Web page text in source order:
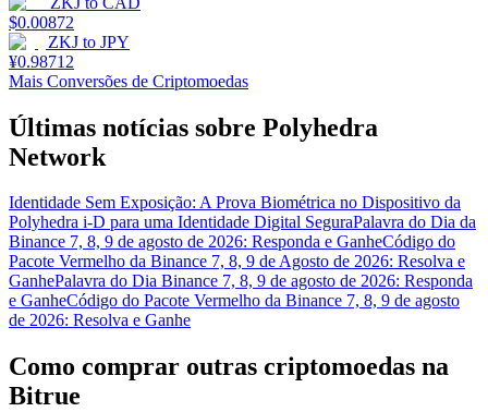
$0.00872
ZKJ to JPY
¥0.98712
Mais Conversões de Criptomoedas
Últimas notícias sobre Polyhedra
Network
Identidade Sem Exposição: A Prova Biométrica no Dispositivo da
Polyhedra i-D para uma Identidade Digital SeguraPalavra do Dia da
Binance 7, 8, 9 de agosto de 2026: Responda e GanheCódigo do
Pacote Vermelho da Binance 7, 8, 9 de Agosto de 2026: Resolva e
GanhePalavra do Dia Binance 7, 8, 9 de agosto de 2026: Responda
e GanheCódigo do Pacote Vermelho da Binance 7, 8, 9 de agosto
de 2026: Resolva e Ganhe
Como comprar outras criptomoedas na
Bitrue